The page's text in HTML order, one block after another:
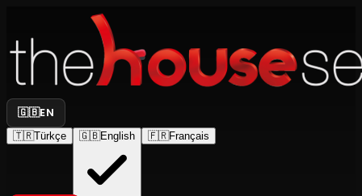
🇬🇧EN
🇹🇷Türkçe 🇬🇧English 🇫🇷Français